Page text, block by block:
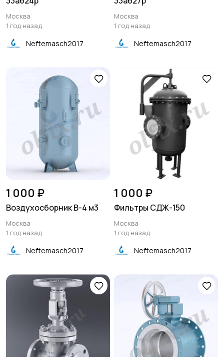
Москва
1 год назад
Neftemasch2017
Москва
1 год назад
Neftemasch2017
1 000 ₽
Воздухосборник В-4 м3
Москва
1 год назад
Neftemasch2017
1 000 ₽
Фильтры СДЖ-150
Москва
1 год назад
Neftemasch2017